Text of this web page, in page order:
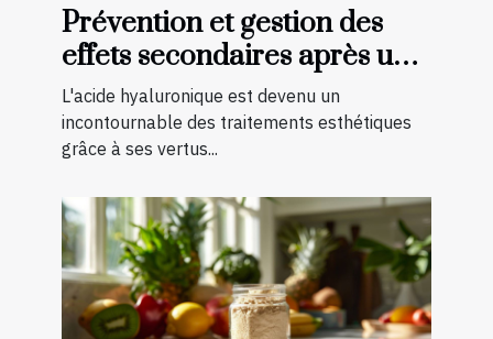
Prévention et gestion des
effets secondaires après une
injection d'acide
hyaluronique
L'acide hyaluronique est devenu un
incontournable des traitements esthétiques
grâce à ses vertus...